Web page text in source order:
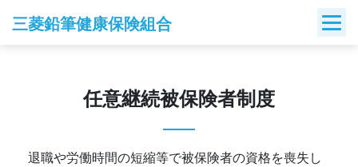
三菱鉛筆健康保険組合
任意継続被保険者制度
退職や労働時間の短縮等で被保険者の資格を喪失し